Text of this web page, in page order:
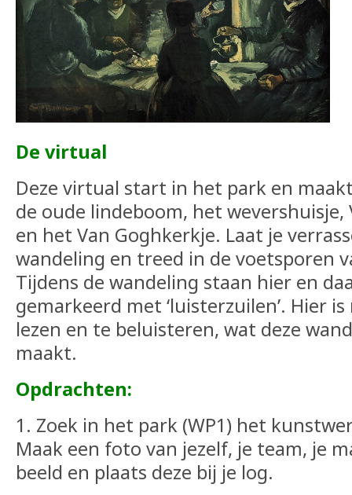
De virtual
Deze virtual start in het park en
de oude lindeboom, het
en het Van Goghkerkje. Laat je
wandeling en treed in de voetsporen
Tijdens de wandeling staan hier en
gemarkeerd met ‘luisterzuilen’. Hier
lezen en te beluisteren, wat deze
maakt.
Opdrachten:
1. Zoek in het park (WP1) het
Maak een foto van jezelf, je team, je
beeld en plaats deze bij je log.